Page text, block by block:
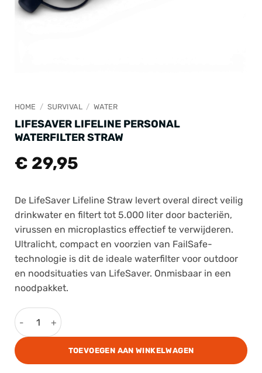
HOME / SURVIVAL / WATER
LIFESAVER LIFELINE PERSONAL
WATERFILTER STRAW
€ 29,95
De LifeSaver Lifeline Straw levert overal direct veilig
drinkwater en filtert tot 5.000 liter door bacteriën,
virussen en microplastics effectief te verwijderen.
Ultralicht, compact en voorzien van FailSafe-
technologie is dit de ideale waterfilter voor outdoor
en noodsituaties van LifeSaver. Onmisbaar in een
noodpakket.
LifeSaver Lifeline Personal Waterfilter Straw aantal
TOEVOEGEN AAN WINKELWAGEN